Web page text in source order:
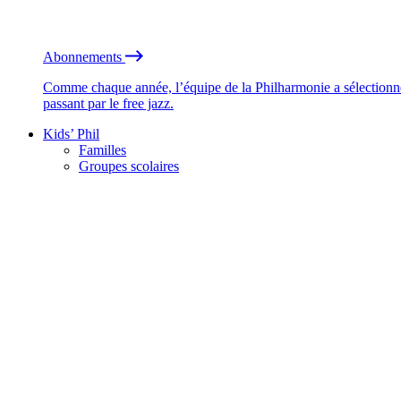
Abonnements
Comme chaque année, l’équipe de la Philharmonie a
passant par le free jazz.
Kids’ Phil
Familles
Groupes scolaires